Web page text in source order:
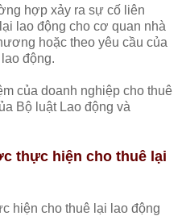
hợp xảy ra sự cố liên
lao động cho cơ quan nhà
hoặc theo yêu cầu của
động.
của doanh nghiệp cho thuê
Bộ luật Lao động và
thực hiện cho thuê lại
hiện cho thuê lại lao động